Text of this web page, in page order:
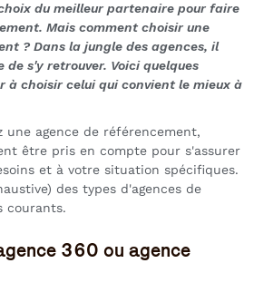
du meilleur partenaire pour faire
Mais comment choisir une
? Dans la jungle des agences, il
s'y retrouver. Voici quelques
à choisir celui qui convient le mieux à
une agence de référencement,
être pris en compte pour s'assurer
et à votre situation spécifiques.
des types d'agences de
courants.
360 ou agence